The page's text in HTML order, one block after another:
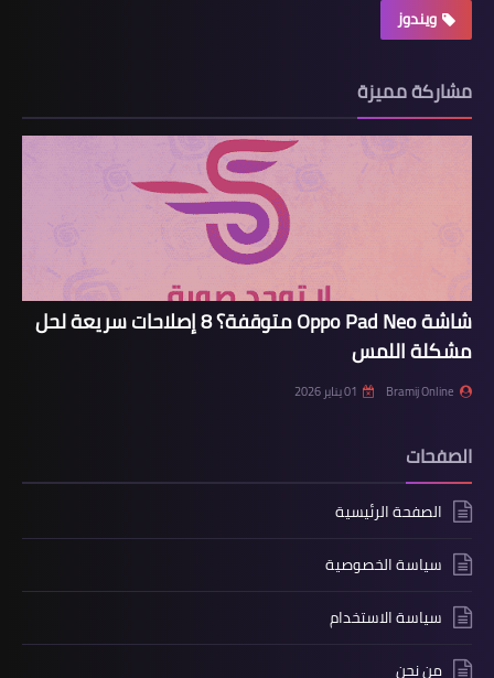
ويندوز
مشاركة مميزة
شاشة Oppo Pad Neo متوقفة؟ 8 إصلاحات سريعة لحل
مشكلة اللمس
Bramij Online 01 يناير 2026
الصفحات
الصفحة الرئيسية
سياسة الخصوصية
سياسة الاستخدام
من نحن